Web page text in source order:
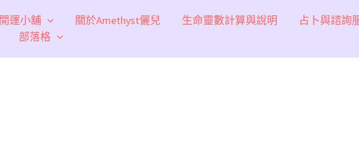
開運小舖 關於Amethyst儷兒 生命靈數計算與說明
占卜與諮詢
部落格